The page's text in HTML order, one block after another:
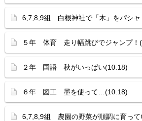
6,7,8,9組 白根神社で「木」をパシャ
５年 体育 走り幅跳びでジャンプ！
２年 国語 秋がいっぱい(10.18)
６年 図工 墨を使って…(10.18)
6,7,8,9組 農園の野菜が順調に育って